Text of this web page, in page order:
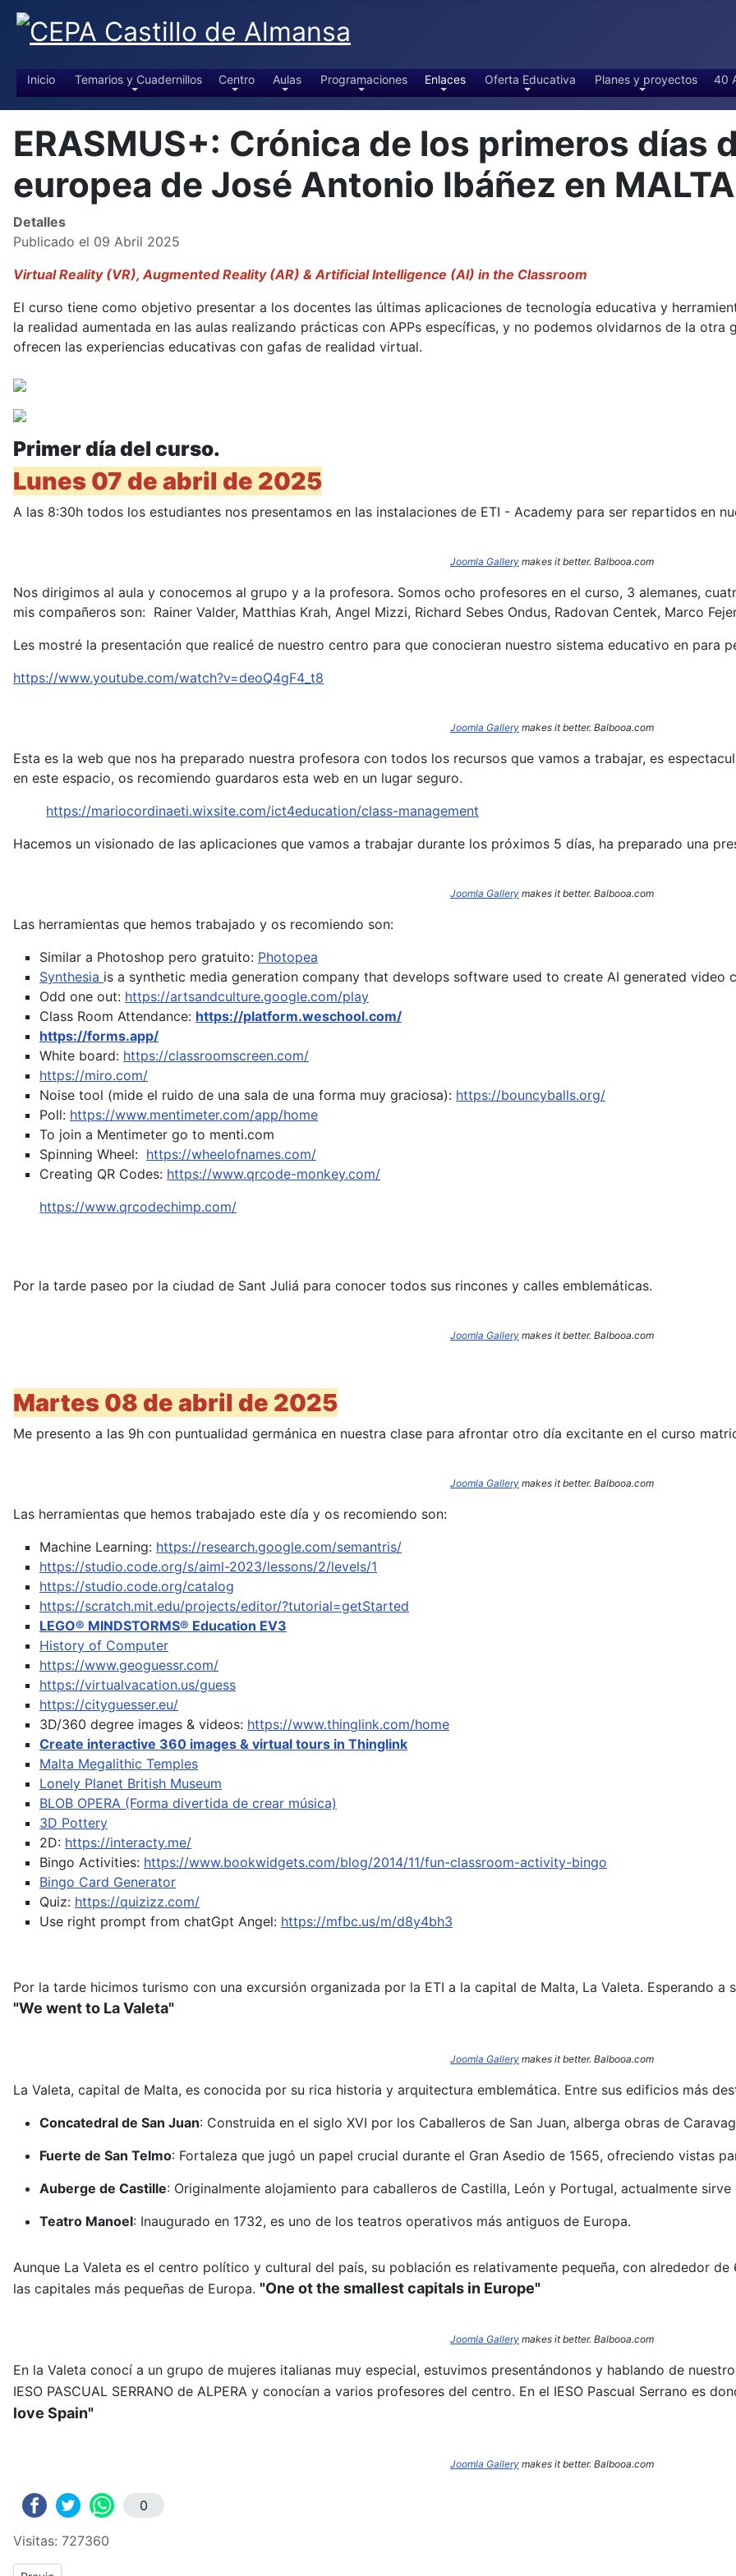
Inicio Temarios y Cuadernillos Centro Aulas Programaciones Enlaces Oferta Educativa Planes y proyectos 40
ERASMUS+: Crónica de los primeros días
europea de José Antonio Ibáñez en
Detalles
Publicado el 09 Abril 2025
Virtual Reality (VR), Augmented Reality (AR) & Artificial Intelligence (AI) in the Classroom
El curso tiene como objetivo presentar a los docentes las últimas aplicaciones de tecnología educativa y
la realidad aumentada en las aulas realizando prácticas con APPs específicas, y no podemos olvidarnos de la
ofrecen las experiencias educativas con gafas de realidad virtual.
Primer día del curso.
Lunes 07 de abril de 2025
A las 8:30h todos los estudiantes nos presentamos en las instalaciones de ETI - Academy para ser repartidos en
Joomla Gallery makes it better. Balbooa.com
Nos dirigimos al aula y conocemos al grupo y a la profesora. Somos ocho profesores en el curso, 3 alemanes,
mis compañeros son: Rainer Valder, Matthias Krah, Angel Mizzi, Richard Sebes Ondus, Radovan Centek, Marco
Les mostré la presentación que realicé de nuestro centro para que conocieran nuestro sistema educativo en para
https://www.youtube.com/watch?v=deoQ4gF4_t8
Joomla Gallery makes it better. Balbooa.com
Esta es la web que nos ha preparado nuestra profesora con todos los recursos que vamos a trabajar, es
en este espacio, os recomiendo guardaros esta web en un lugar seguro.
https://mariocordinaeti.wixsite.com/ict4education/class-management
Hacemos un visionado de las aplicaciones que vamos a trabajar durante los próximos 5 días, ha preparado una
Joomla Gallery makes it better. Balbooa.com
Las herramientas que hemos trabajado y os recomiendo son:
Similar a Photoshop pero gratuito: Photopea
Synthesia is a synthetic media generation company that develops software used to create AI generated video
Odd one out: https://artsandculture.google.com/play
Class Room Attendance: https://platform.weschool.com/
https://forms.app/
White board: https://classroomscreen.com/
https://miro.com/
Noise tool (mide el ruido de una sala de una forma muy graciosa): https://bouncyballs.org/
Poll: https://www.mentimeter.com/app/home
To join a Mentimeter go to menti.com
Spinning Wheel: https://wheelofnames.com/
Creating QR Codes: https://www.qrcode-monkey.com/
https://www.qrcodechimp.com/
Por la tarde paseo por la ciudad de Sant Juliá para conocer todos sus rincones y calles emblemáticas.
Joomla Gallery makes it better. Balbooa.com
Martes 08 de abril de 2025
Me presento a las 9h con puntualidad germánica en nuestra clase para afrontar otro día excitante en el curso
Joomla Gallery makes it better. Balbooa.com
Las herramientas que hemos trabajado este día y os recomiendo son:
Machine Learning: https://research.google.com/semantris/
https://studio.code.org/s/aiml-2023/lessons/2/levels/1
https://studio.code.org/catalog
https://scratch.mit.edu/projects/editor/?tutorial=getStarted
LEGO® MINDSTORMS® Education EV3
History of Computer
https://www.geoguessr.com/
https://virtualvacation.us/guess
https://cityguesser.eu/
3D/360 degree images & videos: https://www.thinglink.com/home
Create interactive 360 images & virtual tours in Thinglink
Malta Megalithic Temples
Lonely Planet British Museum
BLOB OPERA (Forma divertida de crear música)
3D Pottery
2D: https://interacty.me/
Bingo Activities: https://www.bookwidgets.com/blog/2014/11/fun-classroom-activity-bingo
Bingo Card Generator
Quiz: https://quizizz.com/
Use right prompt from chatGpt Angel: https://mfbc.us/m/d8y4bh3
Por la tarde hicimos turismo con una excursión organizada por la ETI a la capital de Malta, La Valeta. Esperando
"We went to La Valeta"
Joomla Gallery makes it better. Balbooa.com
La Valeta, capital de Malta, es conocida por su rica historia y arquitectura emblemática. Entre sus edificios más
Concatedral de San Juan: Construida en el siglo XVI por los Caballeros de San Juan, alberga obras de
Fuerte de San Telmo: Fortaleza que jugó un papel crucial durante el Gran Asedio de 1565, ofreciendo vistas
Auberge de Castille: Originalmente alojamiento para caballeros de Castilla, León y Portugal, actualmente
Teatro Manoel: Inaugurado en 1732, es uno de los teatros operativos más antiguos de Europa.
Aunque La Valeta es el centro político y cultural del país, su población es relativamente pequeña, con alrededor
las capitales más pequeñas de Europa. "One ot the smallest capitals in Europe"
Joomla Gallery makes it better. Balbooa.com
En la Valeta conocí a un grupo de mujeres italianas muy especial, estuvimos presentándonos y hablando de
IESO PASCUAL SERRANO de ALPERA y conocían a varios profesores del centro. En el IESO Pascual Serrano es
love Spain"
Joomla Gallery makes it better. Balbooa.com
0
Visitas: 727360